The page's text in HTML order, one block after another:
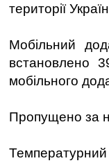
території
Мобільний
встановлено
мобільного
Пропущено за